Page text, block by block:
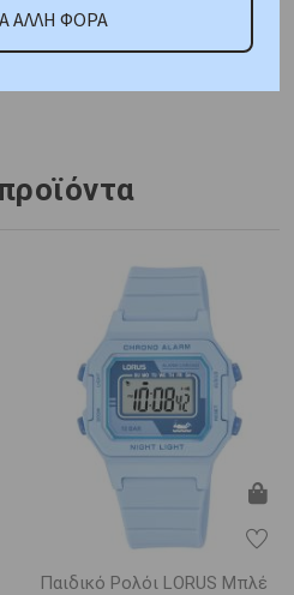
Παιδικό Ρολόι LORUS Μπλέ
ΑΛΛΗ ΦΟΡΑ